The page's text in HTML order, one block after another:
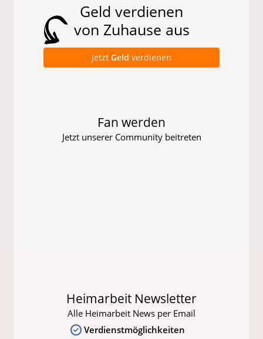
Geld verdienen
von Zuhause aus
Jetzt Geld verdienen
Fan werden
Jetzt unserer Community beitreten
Heimarbeit Newsletter
Alle Heimarbeit News per Email
Verdienstmöglichkeiten